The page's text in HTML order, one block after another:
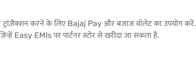
करने के लिए Bajaj Pay और बजाज वॉलेट का उपयोग करें.
Easy EMIs पर पार्टनर स्टोर से खरीदा जा सकता है.